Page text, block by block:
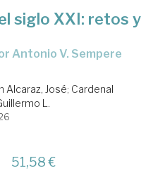
siglo XXI: retos y
Alcaraz, José; Cardenal
L.
51,58 €